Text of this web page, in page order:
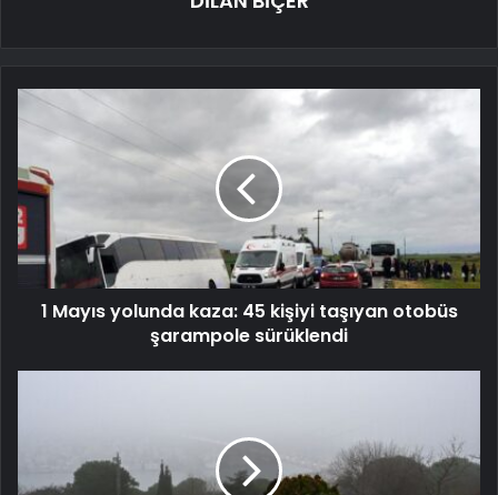
1 Mayıs yolunda kaza: 45 kişiyi taşıyan otobüs
şarampole sürüklendi